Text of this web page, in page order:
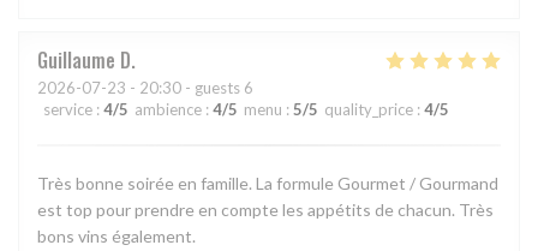
Guillaume D
2026-07-23 - 20:30 - guests 6
service : 4/5 ambience : 4/5 menu : 5/5 quality_price : 4/5
Très bonne soirée en famille. La formule Gourmet / Gourmand
est top pour prendre en compte les appétits de chacun. Très
bons vins également.